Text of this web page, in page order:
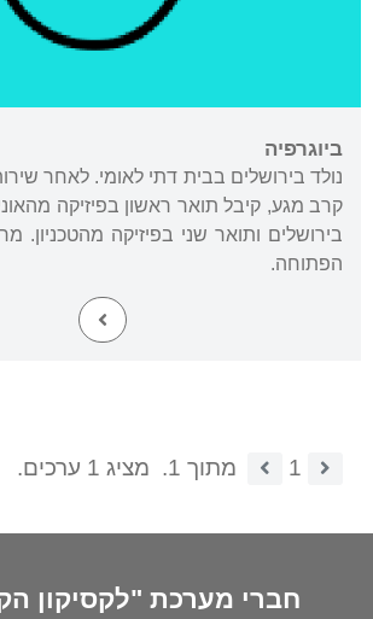
ביוגרפיה
נולד בירושלים בבית דתי לאומי. לאחר
קרב מגע, קיבל תואר ראשון בפיזיקה
בירושלים ותואר שני בפיזיקה מהטכניון.
הפתוחה.
1 מתוך 1. מציג 1 ערכים.
חברי מערכת "לקסיקון